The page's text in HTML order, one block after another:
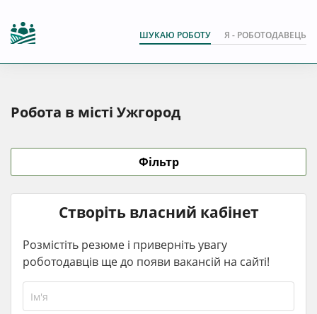
ШУКАЮ РОБОТУ Я - РОБОТОДАВЕЦЬ
Робота в місті Ужгород
Фільтр
Створіть власний кабінет
Розмістіть резюме і приверніть увагу
роботодавців ще до появи вакансій на сайті!